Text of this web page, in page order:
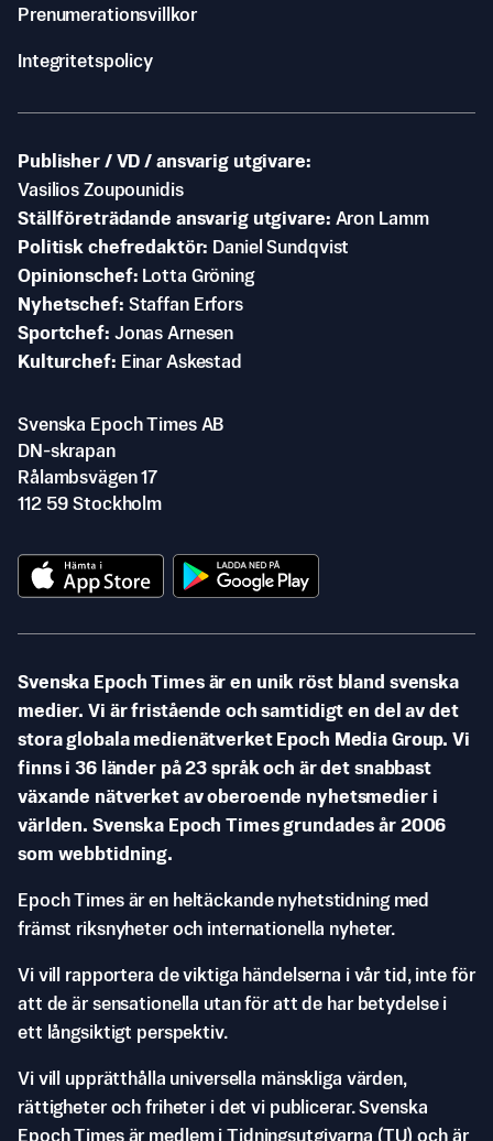
Prenumerationsvillkor
Integritetspolicy
Publisher / VD / ansvarig utgivare
Vasilios Zoupounidis
Ställföreträdande ansvarig utgivare Aron Lamm
Politisk chefredaktör
Daniel Sundqvist
Opinionschef
Lotta Gröning
Nyhetschef Staffan Erfors
Sportchef Jonas Arnesen
Kulturchef
Einar Askestad
Svenska Epoch Times AB
DN-skrapan
Rålambsvägen 17
112 59 Stockholm
Svenska Epoch Times är en unik röst bland svenska
medier. Vi är fristående och samtidigt en del av det
stora globala medienätverket Epoch Media Group. Vi
finns i 36 länder på 23 språk och är det snabbast
växande nätverket av oberoende nyhetsmedier i
världen. Svenska Epoch Times grundades år 2006
som webbtidning.
Epoch Times är en heltäckande nyhetstidning med
främst riksnyheter och internationella nyheter.
Vi vill rapportera de viktiga händelserna i vår tid, inte för
att de är sensationella utan för att de har betydelse i
ett långsiktigt perspektiv.
Vi vill upprätthålla universella mänskliga värden,
rättigheter och friheter i det vi publicerar. Svenska
Epoch Times är medlem i Tidningsutgivarna (TU) och är